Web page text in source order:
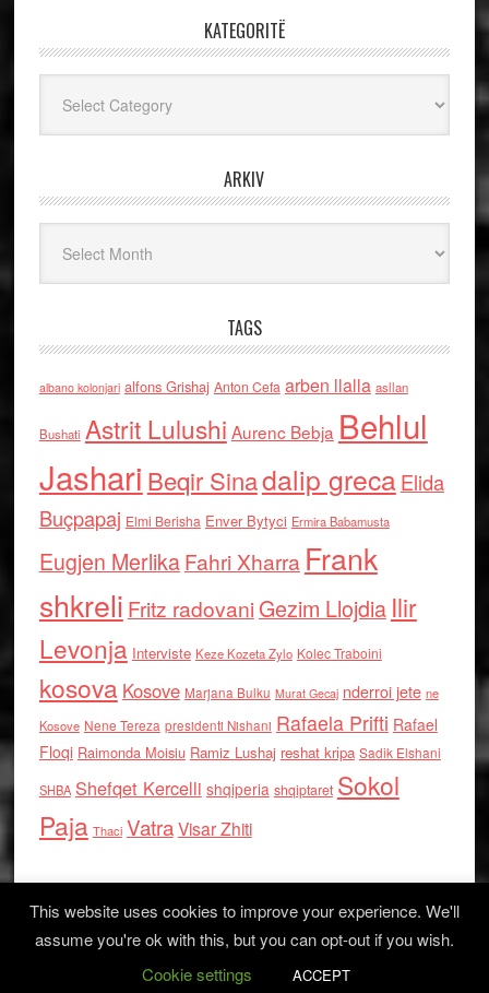
KATEGORITË
ARKIV
TAGS
albano kolonjari alfons Grishaj Anton Cefa arben llalla asllan
Bushati Astrit Lulushi Aurenc Bebja Behlul
Jashari Beqir Sinadalip grecaElida
Buçpapaj Elmi Berisha Enver Bytyci Ermira Babamusta
Eugjen MerlikaFahri Xharra Frank
shkreli Fritz radovaniGezim Llojdia Ilir
Levonja Interviste Keze Kozeta Zylo Kolec Traboini
kosova Kosove Marjana Bulku Murat Gecaj nderroi jete ne
Kosove Nene Tereza presidenti Nishani Rafaela Prifti Rafael
Floqi Raimonda Moisiu Ramiz Lushaj reshat kripa Sadik Elshani
SHBA Shefqet Kercelli shqiperia shqiptaret Sokol
Paja Thaci VatraVisar Zhiti
Log in
This website uses cookies to improve your experience. We'll
assume you're ok with this, but you can opt-out if you wish.
Cookie settings
ACCEPT